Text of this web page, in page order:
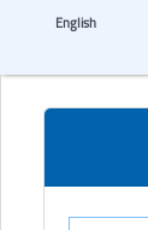
English